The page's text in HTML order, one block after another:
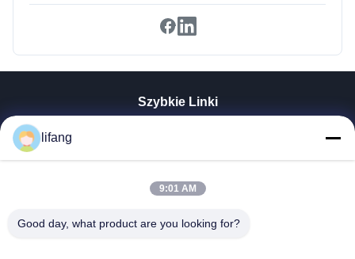
Szybkie Linki
Wycieczka Po Fabryce
Skontaktuj Się Z Nami
lifang
9:01 AM
Good day, what product are you looking for?